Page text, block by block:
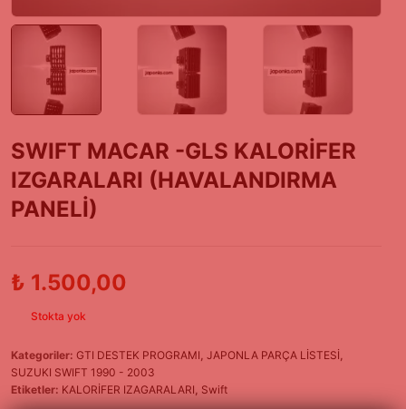
SWIFT MACAR -GLS KALORİFER
IZGARALARI (HAVALANDIRMA
PANELİ)
₺ 1.500,00
Stokta yok
Kategoriler: GTI DESTEK PROGRAMI JAPONLA PARÇA LİSTESİ
SUZUKI SWIFT 1990 - 2003
Etiketler: KALORİFER IZAGARALARI Swift